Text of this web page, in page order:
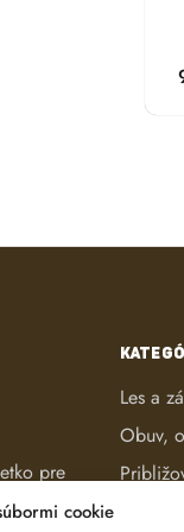
cookie
pre
Les a
Obuv,